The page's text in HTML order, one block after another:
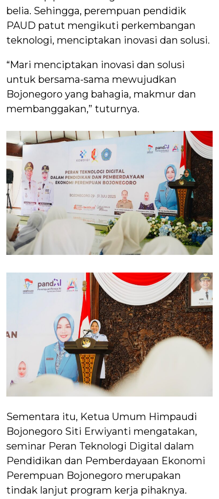
belia. Sehingga, perempuan pendidik
PAUD patut mengikuti perkembangan
teknologi, menciptakan inovasi dan solusi.
“Mari menciptakan inovasi dan solusi
untuk bersama-sama mewujudkan
Bojonegoro yang bahagia, makmur dan
membanggakan,” tuturnya.
Sementara itu, Ketua Umum Himpaudi
Bojonegoro Siti Erwiyanti mengatakan,
seminar Peran Teknologi Digital dalam
Pendidikan dan Pemberdayaan Ekonomi
Perempuan Bojonegoro merupakan
tindak lanjut program kerja pihaknya.